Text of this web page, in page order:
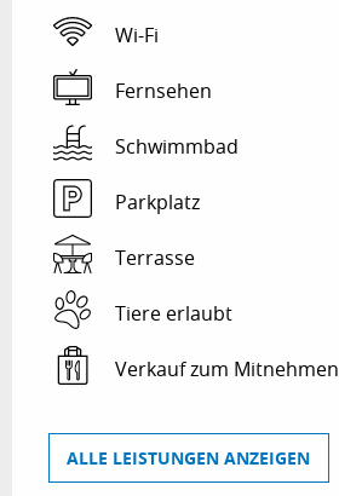
Wi-Fi
Fernsehen
Schwimmbad
Parkplatz
Terrasse
Tiere erlaubt
Verkauf zum Mitnehmen
ALLE LEISTUNGEN ANZEIGEN